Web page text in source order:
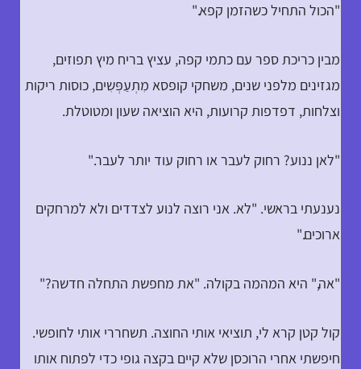
"הכול התחיל כשהזמן קפא."
מבין כריכת ספר עם כתמי קפה, עציץ בריח מיץ תפוזים,
מגזינים מלפני שנים, משחקי קופסא מִתְעַפְּשִים, כוסות ריקות
וצלחות, דפדפות קרועות, היא הוציאה שעון ומטוטלת.
"לאן ננוע? רחוק לעבר או רחוק עוד יותר לעבר."
נענעתי בראשי. "לא. אני רוצה לנוע לצדדים ולא למרחקים
ארוכים."
"אה," היא המהמה בקולה. "את מחפשת התחלה חדשה?"
קול קטן קרא לי, תוציאי אותי החוצה. תשחררי אותי לחופשי.
חיפשתי אחרי הרוכסן שלא קיים בקצה גופי כדי לפתוח אותו